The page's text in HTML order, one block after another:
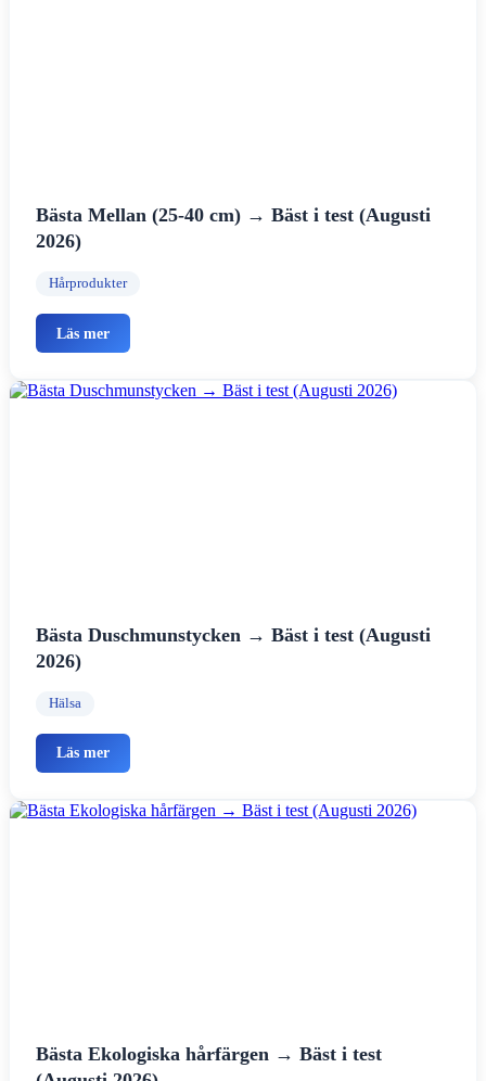
Bästa Mellan (25-40 cm) → Bäst i test (Augusti
2026)
Hårprodukter
Läs mer
Bästa Duschmunstycken → Bäst i test (Augusti
2026)
Hälsa
Läs mer
Bästa Ekologiska hårfärgen → Bäst i test